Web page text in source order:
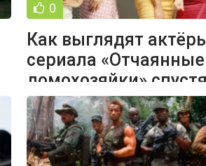
0
Как выглядят
сериала «Отчаянные
домохозяйки»
лет после выхода